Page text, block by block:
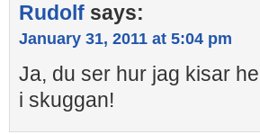
Rudolf says:
January 31, 2011 at 5:04 pm
Ja, du ser hur jag kisar
i skuggan!